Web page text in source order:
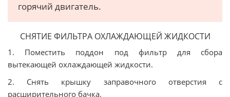
горячий двигатель.
СНЯТИЕ ФИЛЬТРА ОХЛАЖДАЮЩЕЙ ЖИДКОСТИ
1. Поместить поддон под фильтр для сбора
вытекающей охлаждающей жидкости.
2. Снять крышку заправочного отверстия с
расширительного бачка.